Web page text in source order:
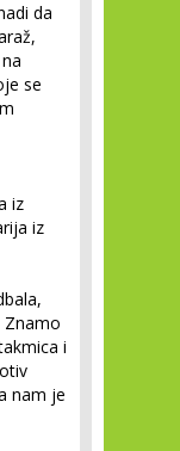
da
se
iz
iz
Znamo
i
nam je